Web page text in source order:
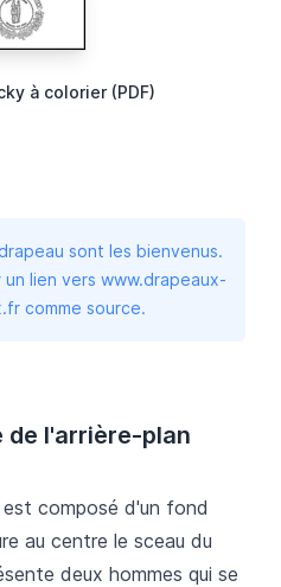
à colorier (PDF)
sont les bienvenus.
lien vers www.drapeaux-
comme source.
de l'arrière-plan
composé d'un fond
au centre le sceau du
deux hommes qui se